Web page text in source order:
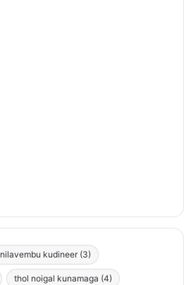
nilavembu kudineer (3)
thol noigal kunamaga (4)